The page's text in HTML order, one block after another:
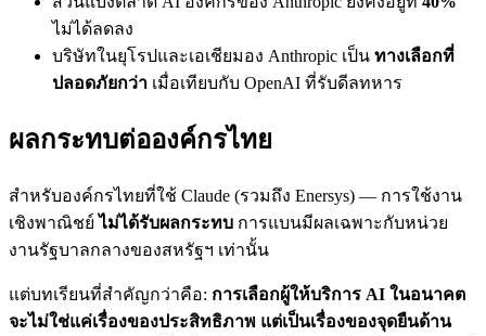
ไม่ได้ลดลง
บริษัทในยุโรปและเอเชียมอง Anthropic เป็น ทางเลือกที่
ปลอดภัยกว่า เมื่อเทียบกับ OpenAI ที่รับดีลทหาร
ผลกระทบต่อองค์กรไทย
สำหรับองค์กรไทยที่ใช้ Claude (รวมถึง Enersys) — การใช้งาน
เชิงพาณิชย์ไม่ได้รับผลกระทบ การแบนมีผลเฉพาะกับหน่วย
งานรัฐบาลกลางของสหรัฐฯ เท่านั้น
แต่บทเรียนที่สำคัญกว่าคือ: การเลือกผู้ให้บริการ AI ในอนาคต
จะไม่ใช่แค่เรื่องของประสิทธิภาพ แต่เป็นเรื่องของจุดยืนด้าน